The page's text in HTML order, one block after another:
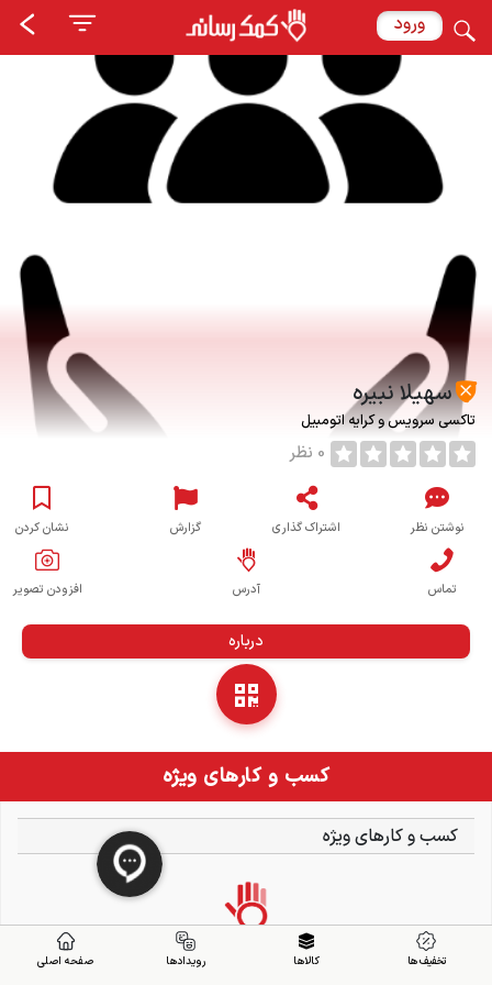
ورود
سهیلا نبیره
تاکسی سرویس و کرایه اتومبیل
0 نظر
نوشتن نظر اشتراک گذاری گزارش نشان کردن
تماس آدرس افزودن تصویر
درباره
کسب و کارهای ویژه
کسب و کارهای ویژه
تخفیف ها کالاها رویدادها صفحه اصلی